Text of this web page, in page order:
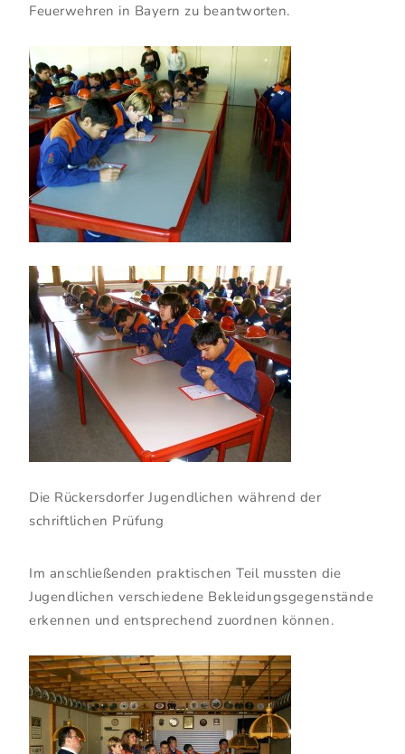
Feuerwehren in Bayern zu beantworten.
Die Rückersdorfer Jugendlichen während der
schriftlichen Prüfung
Im anschließenden praktischen Teil mussten die
Jugendlichen verschiedene Bekleidungsgegenstände
erkennen und entsprechend zuordnen können.